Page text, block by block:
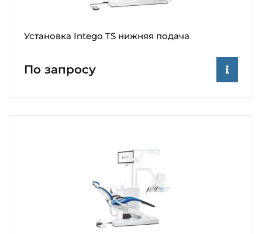
Установка Intego TS нижняя подача
По запросу